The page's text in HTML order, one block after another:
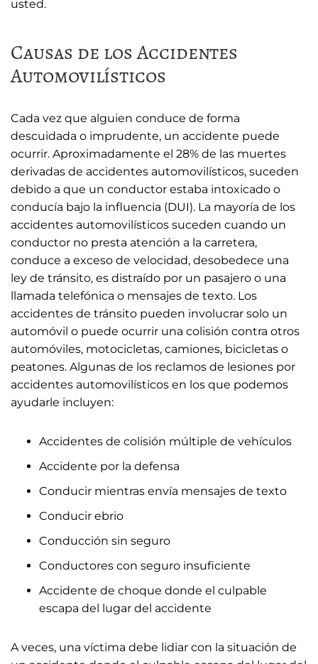
usted.
Causas de los Accidentes
Automovilísticos
Cada vez que alguien conduce de forma
descuidada o imprudente, un accidente puede
ocurrir. Aproximadamente el 28% de las muertes
derivadas de accidentes automovilísticos, suceden
debido a que un conductor estaba intoxicado o
conducía bajo la influencia (DUI). La mayoría de los
accidentes automovilísticos suceden cuando un
conductor no presta atención a la carretera,
conduce a exceso de velocidad, desobedece una
ley de tránsito, es distraído por un pasajero o una
llamada telefónica o mensajes de texto. Los
accidentes de tránsito pueden involucrar solo un
automóvil o puede ocurrir una colisión contra otros
automóviles, motocicletas, camiones, bicicletas o
peatones. Algunas de los reclamos de lesiones por
accidentes automovilísticos en los que podemos
ayudarle incluyen:
Accidentes de colisión múltiple de vehículos
Accidente por la defensa
Conducir mientras envía mensajes de texto
Conducir ebrio
Conducción sin seguro
Conductores con seguro insuficiente
Accidente de choque donde el culpable
escapa del lugar del accidente
A veces, una víctima debe lidiar con la situación de